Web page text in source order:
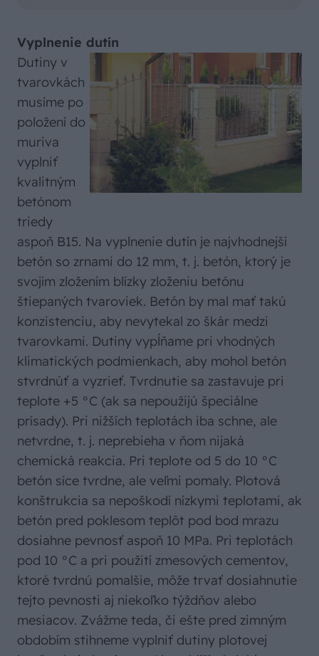
Vyplnenie dutín
Dutiny v
tvarovkách
musíme po
položení do
muriva
vyplniť
kvalitným
betónom
triedy
aspoň B15. Na vyplnenie dutín je najvhodnejší
betón so zrnami do 12 mm, t. j. betón, ktorý je
svojím zložením blízky zloženiu betónu
štiepaných tvaroviek. Betón by mal mať takú
konzistenciu, aby nevytekal zo škár medzi
tvarovkami. Dutiny vypĺňame pri vhodných
klimatických podmienkach, aby mohol betón
stvrdnúť a vyzrieť. Tvrdnutie sa zastavuje pri
teplote +5 °C (ak sa nepoužijú špeciálne
prísady). Pri nižších teplotách iba schne, ale
netvrdne, t. j. neprebieha v ňom nijaká
chemická reakcia. Pri teplote od 5 do 10 °C
betón síce tvrdne, ale veľmi pomaly. Plotová
konštrukcia sa nepoškodí nízkymi teplotami, ak
betón pred poklesom teplôt pod bod mrazu
dosiahne pevnosť aspoň 10 MPa. Pri teplotách
pod 10 °C a pri použití zmesových cementov,
ktoré tvrdnú pomalšie, môže trvať dosiahnutie
tejto pevnosti aj niekoľko týždňov alebo
mesiacov. Zvážme teda, či ešte pred zimným
obdobím stihneme vyplniť dutiny plotovej